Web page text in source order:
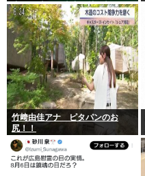
止へ 日本さん米中に挟み撃ちさ
れる形に
竹﨑由佳アナ ピタパンのお
尻！！